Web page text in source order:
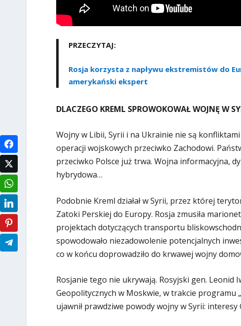
PRZECZYTAJ:
Rosja korzysta z napływu ekstremistów do
amerykański ekspert
DLACZEGO KREML SPROWOKOWAŁ WOJNĘ W
Wojny w Libii, Syrii i na Ukrainie nie są
operacji wojskowych przeciwko Zachodowi.
przeciwko Polsce już trwa. Wojna informacyjna,
hybrydowa…
Podobnie Kreml działał w Syrii, przez której
Zatoki Perskiej do Europy. Rosja zmusiła
projektach dotyczących transportu
spowodowało niezadowolenie potencjalnych
co w końcu doprowadziło do krwawej wojny
Rosjanie tego nie ukrywają. Rosyjski gen.
Geopolitycznych w Moskwie, w trakcie programu
ujawnił prawdziwe powody wojny w Syrii: